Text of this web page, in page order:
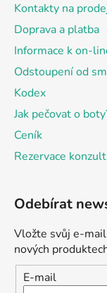
Kontakty na
Doprava a platba
Informace k on-
Odstoupení od
Kodex
Jak pečovat o
Ceník
Rezervace
Odebírat
Vložte svůj e-
nových
E-mail